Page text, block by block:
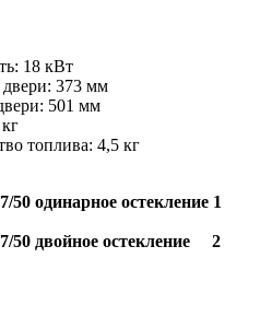
18 кВт
373 мм
501 мм
топлива: 4,5 кг
50 одинарное остекление 1
50 двойное остекление 2